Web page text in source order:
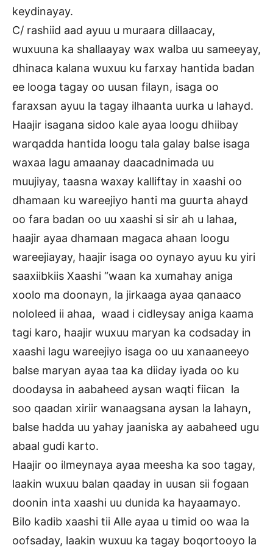
keydinayay.
C/ rashiid aad ayuu u muraara dillaacay,
wuxuuna ka shallaayay wax walba uu sameeyay,
dhinaca kalana wuxuu ku farxay hantida badan
ee looga tagay oo uusan filayn, isaga oo
faraxsan ayuu la tagay ilhaanta uurka u lahayd.
Haajir isagana sidoo kale ayaa loogu dhiibay
warqadda hantida loogu tala galay balse isaga
waxaa lagu amaanay daacadnimada uu
muujiyay, taasna waxay kalliftay in xaashi oo
dhamaan ku wareejiyo hanti ma guurta ahayd
oo fara badan oo uu xaashi si sir ah u lahaa,
haajir ayaa dhamaan magaca ahaan loogu
wareejiayay, haajir isaga oo oynayo ayuu ku yiri
saaxiibkiis Xaashi “waan ka xumahay aniga
xoolo ma doonayn, la jirkaaga ayaa qanaaco
nololeed ii ahaa, waad i cidleysay aniga kaama
tagi karo, haajir wuxuu maryan ka codsaday in
xaashi lagu wareejiyo isaga oo uu xanaaneeyo
balse maryan ayaa taa ka diiday iyada oo ku
doodaysa in aabaheed aysan waqti fiican la
soo qaadan xiriir wanaagsana aysan la lahayn,
balse hadda uu yahay jaaniska ay aabaheed ugu
abaal gudi karto.
Haajir oo ilmeynaya ayaa meesha ka soo tagay,
laakin wuxuu balan qaaday in uusan sii fogaan
doonin inta xaashi uu dunida ka hayaamayo.
Bilo kadib xaashi tii Alle ayaa u timid oo waa la
oofsaday, laakin wuxuu ka tagay boqortooyo la